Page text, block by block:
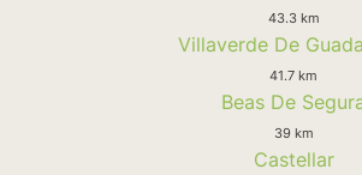
43.3 km
Villaverde De
41.7 km
Beas De
39 km
Castellar